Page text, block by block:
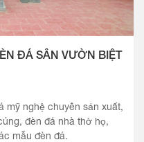
ĐÁ SÂN VƯỜN BIỆT
mỹ nghệ chuyên sản xuất,
đèn đá nhà thờ họ,
mẫu đèn đá.